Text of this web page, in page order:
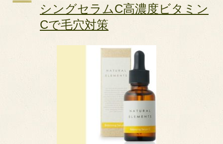
シングセラムC高濃度ビタミン
Cで毛穴対策